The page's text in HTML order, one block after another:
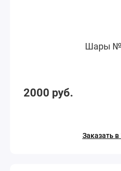
Шары №
2000 руб.
Заказать в